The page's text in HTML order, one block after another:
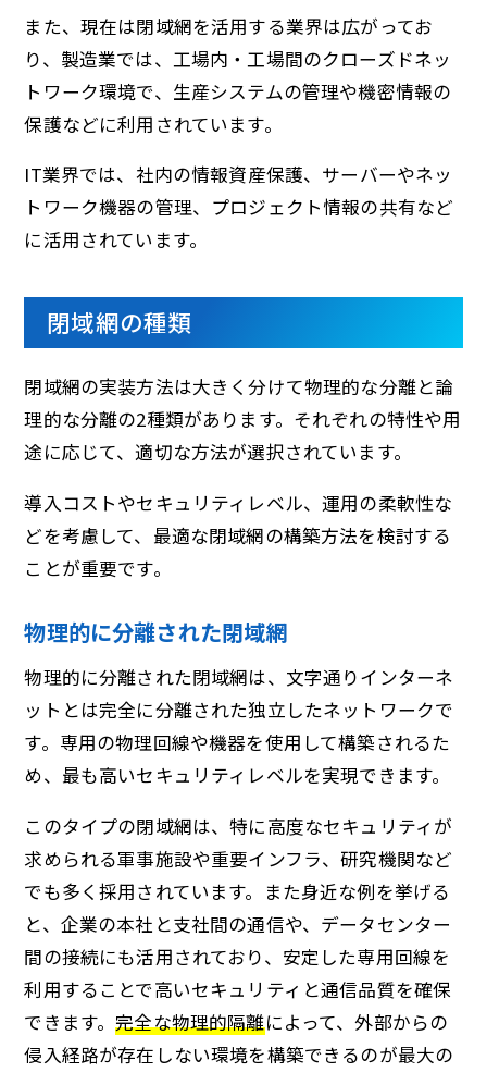
また、現在は閉域網を活用する業界は広がってお
り、製造業では、工場内・工場間のクローズドネッ
トワーク環境で、生産システムの管理や機密情報の
保護などに利用されています。
IT業界では、社内の情報資産保護、サーバーやネッ
トワーク機器の管理、プロジェクト情報の共有など
に活用されています。
閉域網の種類
閉域網の実装方法は大きく分けて物理的な分離と論
理的な分離の2種類があります。それぞれの特性や用
途に応じて、適切な方法が選択されています。
導入コストやセキュリティレベル、運用の柔軟性な
どを考慮して、最適な閉域網の構築方法を検討する
ことが重要です。
物理的に分離された閉域網
物理的に分離された閉域網は、文字通りインターネ
ットとは完全に分離された独立したネットワークで
す。専用の物理回線や機器を使用して構築されるた
め、最も高いセキュリティレベルを実現できます。
このタイプの閉域網は、特に高度なセキュリティが
求められる軍事施設や重要インフラ、研究機関など
でも多く採用されています。また身近な例を挙げる
と、企業の本社と支社間の通信や、データセンター
間の接続にも活用されており、安定した専用回線を
利用することで高いセキュリティと通信品質を確保
できます。完全な物理的隔離によって、外部からの
侵入経路が存在しない環境を構築できるのが最大の